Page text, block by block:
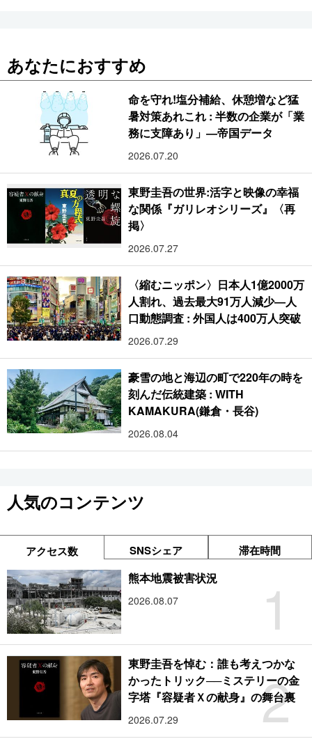
あなたにおすすめ
命を守れ!塩分補給、休憩増など猛
暑対策あれこれ : 半数の企業が「業
務に支障あり」―帝国データ
2026.07.20
東野圭吾の世界:活字と映像の幸福
な関係『ガリレオシリーズ』〈再
掲〉
2026.07.27
〈縮むニッポン〉日本人1億2000万
人割れ、過去最大91万人減少―人
口動態調査 : 外国人は400万人突破
2026.07.29
豪雪の地と海辺の町で220年の時を
刻んだ伝統建築 : WITH
KAMAKURA(鎌倉・長谷)
2026.08.04
人気のコンテンツ
アクセス数 SNSシェア 滞在時間
1
熊本地震被害状況
2026.08.07
2
東野圭吾を悼む：誰も考えつかな
かったトリック──ミステリーの金
字塔『容疑者Ｘの献身』の舞台裏
2026.07.29